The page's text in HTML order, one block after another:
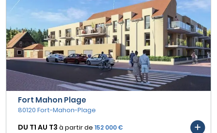
Fort Mahon Plage
80120 Fort-Mahon-Plage
DU T1 AU T3 à partir de 152 000 €